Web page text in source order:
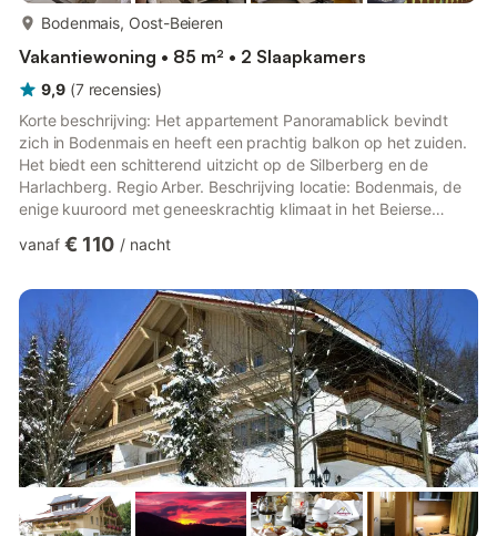
Bodenmais, Oost-Beieren
Vakantiewoning • 85 m² • 2 Slaapkamers
9,9 (7 recensies)
Korte beschrijving: Het appartement Panoramablick bevindt
zich in Bodenmais en heeft een prachtig balkon op het zuiden.
Het biedt een schitterend uitzicht op de Silberberg en de
Harlachberg. Regio Arber. Beschrijving locatie: Bodenmais, de
enige kuuroord met geneeskrachtig klimaat in het Beierse
u rust voor lichaam, geest en ziel. U voelt de Beierse
een zonnige en rustige zuidhelling met prachtig weids uitzicht.
In ongeveer 10 minuten lopen bereikt u het kuurcen...
vanaf € 110 / nacht